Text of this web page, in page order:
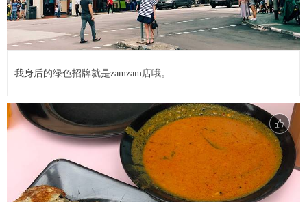
我身后的绿色招牌就是zamzam店哦。